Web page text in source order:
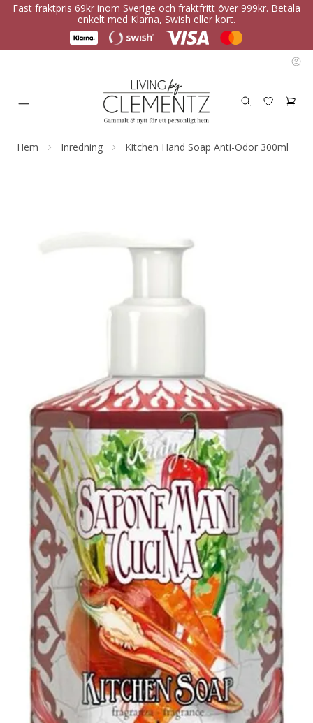
Fast fraktpris 69kr inom Sverige och fraktfritt över 999kr. Betala
enkelt med Klarna, Swish eller kort.
Hem Inredning Kitchen Hand Soap Anti-Odor 300ml